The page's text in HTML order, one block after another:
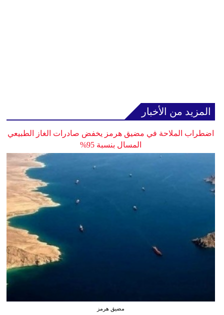
المزيد من الأخبار
اضطراب الملاحة في مضيق هرمز يخفض صادرات الغاز الطبيعي
المسال بنسبة 95%
مضيق هرمز